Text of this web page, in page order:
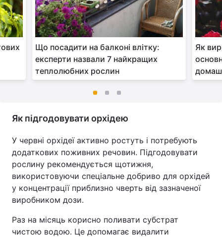
Що посадити на балконі влітку:
експерти назвали 7 найкращих
теплолюбних рослин
Як
Як підгодовувати орхідею
У червні орхідеї активно ростуть і потребують
додаткових поживних речовин. Підгодовувати
рослину рекомендується щотижня,
використовуючи спеціальне добриво для орхідей
у концентрації приблизно чверть від зазначеної
виробником дози.
Раз на місяць корисно поливати субстрат
чистою водою. Це допомагає видалити